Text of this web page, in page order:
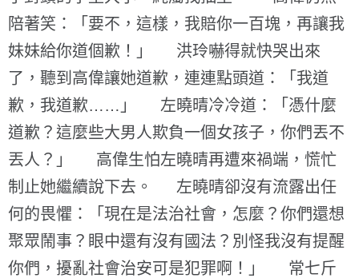
陪著笑：「要不，這樣，我賠你一百塊，再讓我
妹妹給你道個歉！」 洪玲嚇得就快哭出來
了，聽到高偉讓她道歉，連連點頭道：「我道
歉，我道歉……」 左曉晴冷冷道：「憑什麼
道歉？這麼些大男人欺負一個女孩子，你們丟不
丟人？」 高偉生怕左曉晴再遭來禍端，慌忙
制止她繼續說下去。 左曉晴卻沒有流露出任
何的畏懼：「現在是法治社會，怎麼？你們還想
聚眾鬧事？眼中還有沒有國法？別怪我沒有提醒
你們，擾亂社會治安可是犯罪啊！」 常七斤